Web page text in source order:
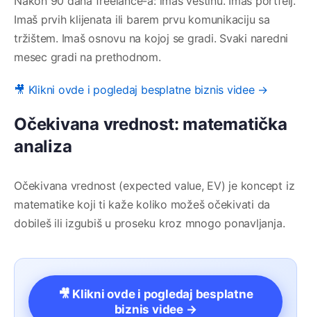
Imaš prvih klijenata ili barem prvu komunikaciju sa
tržištem. Imaš osnovu na kojoj se gradi. Svaki naredni
mesec gradi na prethodnom.
🎥 Klikni ovde i pogledaj besplatne biznis videe →
Očekivana vrednost: matematička
analiza
Očekivana vrednost (expected value, EV) je koncept iz
matematike koji ti kaže koliko možeš očekivati da
dobileš ili izgubiš u proseku kroz mnogo ponavljanja.
🎥 Klikni ovde i pogledaj besplatne
biznis videe →